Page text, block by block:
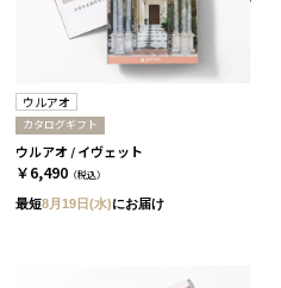
ウルアオ
カタログギフト
ウルアオ / イヴェット
￥6,490 （税込）
最短8月19日(水)にお届け